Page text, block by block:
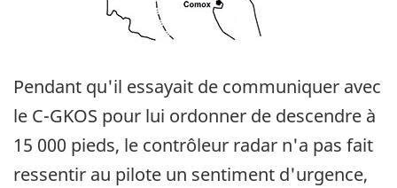
Pendant qu'il essayait de communiquer avec
le C-GKOS pour lui ordonner de descendre à
15 000 pieds, le contrôleur radar n'a pas fait
ressentir au pilote un sentiment d'urgence,